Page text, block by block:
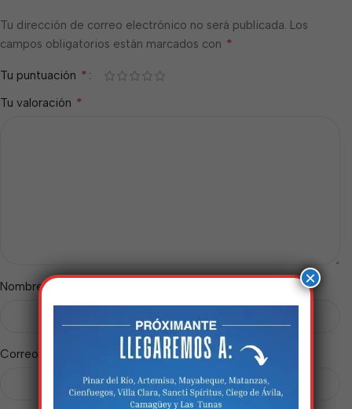
Tu dirección de correo electrónico no será publicada. Los
campos obligatorios están marcados con *
Tu puntuación *
Tu valoración *
Nombre*
Correo electrónico
×
Estamos trabalhando